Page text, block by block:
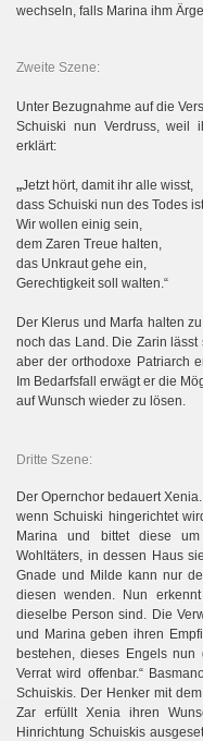
wechseln, falls Marina ihm
Zweite Szene:
Unter Bezugnahme auf die
Schuiski nun Verdruss, weil
erklärt:
„Jetzt hört, damit ihr alle wisst,
dass Schuiski nun des Todes
Wir wollen einig sein,
dem Zaren Treue halten,
das Unkraut gehe ein,
Gerechtigkeit soll walten.“
Der Klerus und Marfa halten
noch das Land. Die Zarin
aber der orthodoxe Patriarch
Im Bedarfsfall erwägt er die
auf Wunsch wieder zu lösen.
Dritte Szene:
Der Opernchor bedauert
wenn Schuiski hingerichtet
Marina und bittet diese
Wohltäters, in dessen Haus
Gnade und Milde kann nur
diesen wenden. Nun
dieselbe Person sind. Die
und Marina geben ihren
bestehen, dieses Engels nun
Verrat wird offenbar.“
Schuiskis. Der Henker mit
Zar erfüllt Xenia ihren
Hinrichtung Schuiskis